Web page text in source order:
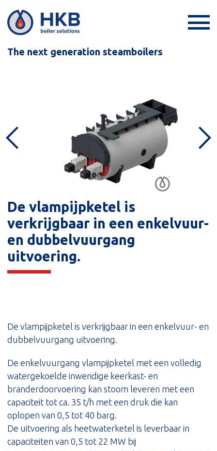
The next generation steamboilers
De vlampijpketel is
verkrijgbaar in een enkelvuur-
en dubbelvuurgang
uitvoering.
De vlampijpketel is verkrijgbaar in een enkelvuur- en
dubbelvuurgang uitvoering.
De enkelvuurgang vlampijpketel met een volledig
watergekoelde inwendige keerkast- en
branderdoorvoering kan stoom leveren met een
capaciteit tot ca. 35 t/h met een druk die kan
oplopen van 0,5 tot 40 barg.
De uitvoering als heetwaterketel is leverbaar in
capaciteiten van 0,5 tot 22 MW bij